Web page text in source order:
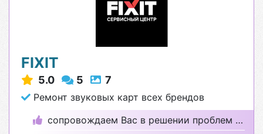
FIXIT
5.0 5 7
Ремонт звуковых карт всех брендов
сопровождаем Вас в решении проблем с техникой.